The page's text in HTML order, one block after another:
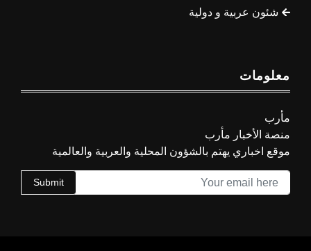
شئون عربية و دولية
معلومات
مأرب
منصة الأخبار مأرب
موقع اخباري يهتم بالشؤون المحلية والعربية والعالمية
Submit